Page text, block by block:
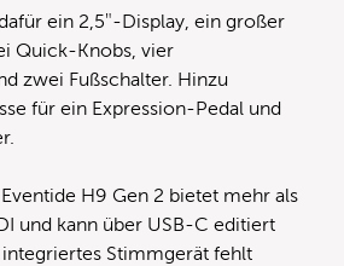
ein 2,5″-Display, ein großer
Quick-Knobs, vier
zwei Fußschalter. Hinzu
für ein Expression-Pedal und
H9 Gen 2 bietet mehr als
und kann über USB-C editiert
Stimmgerät fehlt